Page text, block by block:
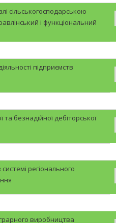
сільськогосподарською
і функціональний
підприємств
та безнадійної дебіторської
регіонального
виробництва